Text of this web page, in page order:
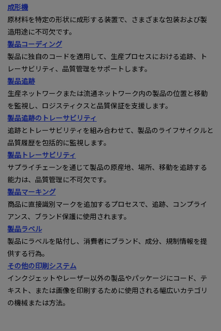
成形機
原材料を特定の形状に成形する装置で、さまざまな包装および製
造用途に不可欠です。
製品コーディング
製品に独自のコードを適用して、生産プロセスにおける追跡、ト
レーサビリティ、品質管理をサポートします。
製品追跡
生産ネットワークまたは流通ネットワーク内の製品の位置と移動
を監視し、ロジスティクスと品質保証を支援します。
製品追跡のトレーサビリティ
追跡とトレーサビリティを組み合わせて、製品のライフサイクルと
品質履歴を包括的に監視します。
製品トレーサビリティ
サプライチェーンを通じて製品の原産地、場所、移動を追跡する
能力は、品質管理に不可欠です。
製品マーキング
商品に直接識別マークを追加するプロセスで、追跡、コンプライ
アンス、ブランド保護に使用されます。
製品ラベル
製品にラベルを貼付し、消費者にブランド、成分、規制情報を提
供する行為。
その他の印刷システム
インクジェットやレーザー以外の製品やパッケージにコード、テ
キスト、または画像を印刷するために使用される幅広いカテゴリ
の機械または方法。